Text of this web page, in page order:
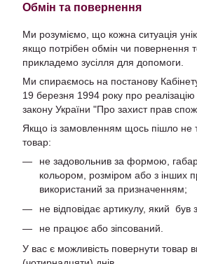
Обмін та повернення
Ми розуміємо, що кожна ситуація
якщо потрібен обмін чи повернення
прикладемо зусілля для допомоги.
Ми спираємось на постанову
19 березня 1994 року про
закону України "Про захист прав
Якщо із замовленням щось пішло не
товар:
не задовольнив за формою,
кольором, розміром або з інших
використаний за призначенням;
не відповідає артикулу, який був
не працює або зіпсований.
У вас є можливість повернути товар